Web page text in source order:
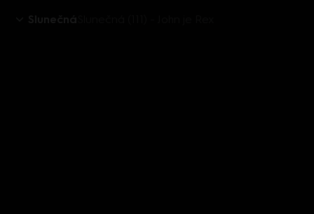
Slunečná